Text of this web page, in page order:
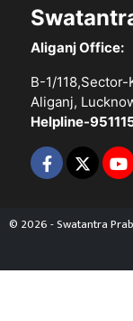
Aliganj Office:
B-1/
Aliganj,
Helpline-
© 2026 - Swatantra